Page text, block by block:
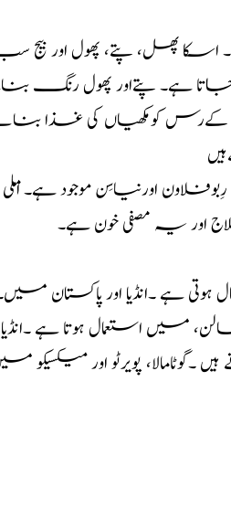
پہنچتے ہیں۔ اسکا پھل، پتے، پھول اور
ہے۔ پتےاور پھول رنگ
کےرس کومکھیاں کی غذا
اورنیاسِن موجود ہے۔
اور یہ مصفی خون ہے۔
ہے ۔انڈیا اور پاکستان
میں استعمال ہوتا ہے
پویرٹو اور